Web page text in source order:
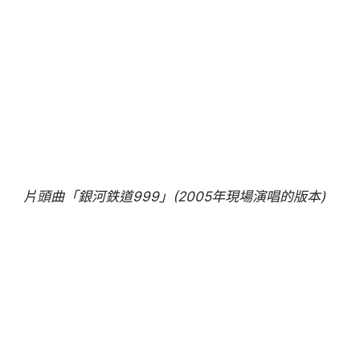
片頭曲「銀河鉄道999」(2005年現場演唱的版本)